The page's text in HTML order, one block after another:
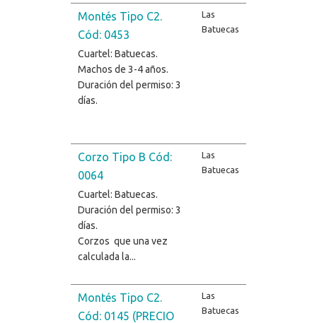
Montés Tipo C2.
Cód: 0453
Cuartel: Batuecas.
Machos de 3-4 años.
Duración del permiso: 3
días.
Las
Batuecas
Corzo Tipo B Cód:
0064
Cuartel: Batuecas.
Duración del permiso: 3
días.
Corzos que una vez
calculada la...
Las
Batuecas
Montés Tipo C2.
Cód: 0145 (PRECIO
Las
Batuecas